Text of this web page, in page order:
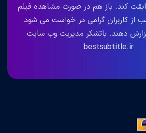
کند. باز هم در صورت مشاهده فیلم
از کاربران گرامی در خواست می شود
دهند. باتشکر مدیریت وب سایت
bestsubtitle.ir